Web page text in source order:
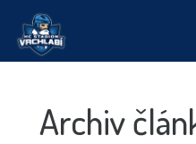
Archiv